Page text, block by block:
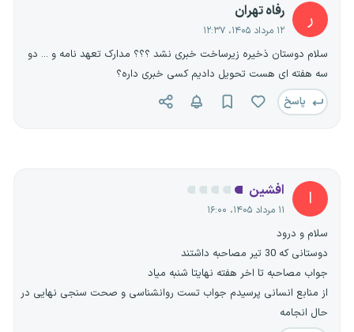
ر رفاه تهران
۱۲ مرداد ۱۴۰۵، ۱۲:۳۷
سلام دوستان ذخیره زیرساخت خبری نشد ؟؟؟ مدارک تعهد نامه و ... دو
سه هفته ای هست تحویل دادیم کسی خبری داره؟
پاسخ
ا افشین
۱۱ مرداد ۱۴۰۵، ۱۶:۰۰
سلام و درود
دوستانی که 30 تیر مصاحبه داشتند
جواب مصاحبه تا اخر هفته نهایتا شنبه میاد
از منابع انسانی پرسیدم جواب تست روانشناسی و صحت سنجی نهایی در
حال انجامه